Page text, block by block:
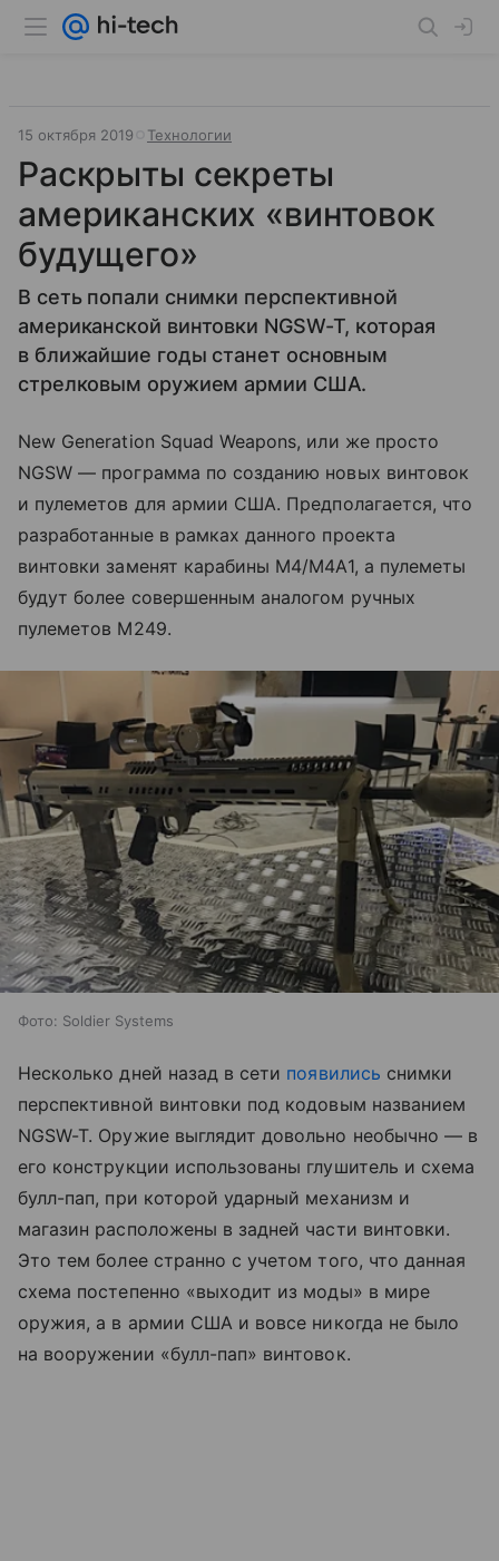
15 октября 2019 Технологии
Раскрыты секреты
американских «винтовок
будущего»
В сеть попали снимки перспективной
американской винтовки NGSW-T, которая
в ближайшие годы станет основным
стрелковым оружием армии США.
New Generation Squad Weapons, или же просто
NGSW — программа по созданию новых винтовок
и пулеметов для армии США. Предполагается, что
разработанные в рамках данного проекта
винтовки заменят карабины M4/M4A1, а пулеметы
будут более совершенным аналогом ручных
пулеметов M249.
Фото: Soldier Systems
Несколько дней назад в сети появились снимки
перспективной винтовки под кодовым названием
NGSW-T. Оружие выглядит довольно необычно — в
его конструкции использованы глушитель и схема
булл-пап, при которой ударный механизм и
магазин расположены в задней части винтовки.
Это тем более странно с учетом того, что данная
схема постепенно «выходит из моды» в мире
оружия, а в армии США и вовсе никогда не было
на вооружении «булл-пап» винтовок.